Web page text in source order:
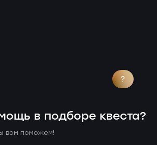
?
в подборе квеста?
вам поможем!